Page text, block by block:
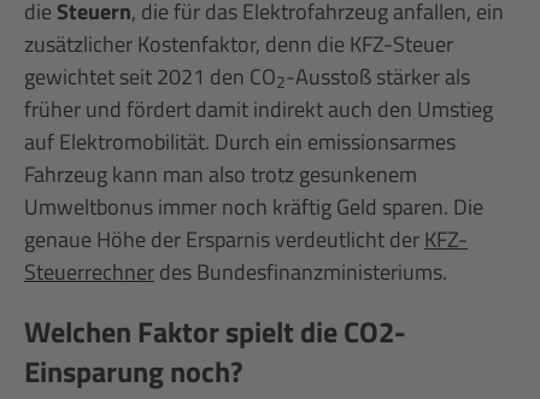
die Steuern, die für das Elektrofahrzeug anfallen, ein
zusätzlicher Kostenfaktor, denn die KFZ-Steuer
gewichtet seit 2021 den CO2-Ausstoß stärker als
früher und fördert damit indirekt auch den Umstieg
auf Elektromobilität. Durch ein emissionsarmes
Fahrzeug kann man also trotz gesunkenem
Umweltbonus immer noch kräftig Geld sparen. Die
genaue Höhe der Ersparnis verdeutlicht derKFZ-
Steuerrechnerdes Bundesfinanzministeriums.
Welchen Faktor spielt die CO2-
Einsparung noch?